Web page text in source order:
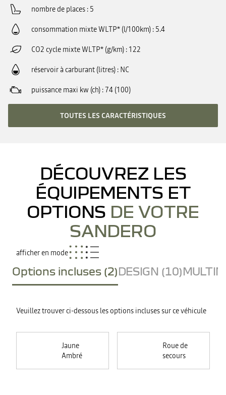
nombre de places 5
consommation mixte WLTP* (l/100km) 5.4
CO2 cycle mixte WLTP* (g/km) 122
réservoir à carburant (litres) NC
puissance maxi kw (ch) 74 (100)
TOUTES LES CARACTÉRISTIQUES
DÉCOUVREZ LES
ÉQUIPEMENTS ET
OPTIONS DE VOTRE
SANDERO
afficher en mode
Options incluses (2)DESIGN (10)
Veuillez trouver ci-dessous les options incluses sur ce véhicule
Jaune
Ambré
Roue de
secours